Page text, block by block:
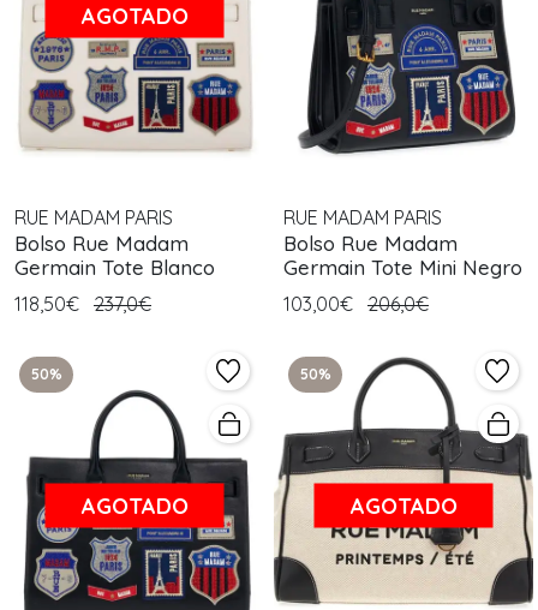
AGOTADO
RUE MADAM PARIS
Bolso Rue Madam
Germain Tote Blanco
118,50€ 237,0€
RUE MADAM PARIS
Bolso Rue Madam
Germain Tote Mini Negro
103,00€ 206,0€
50%
AGOTADO
50%
AGOTADO